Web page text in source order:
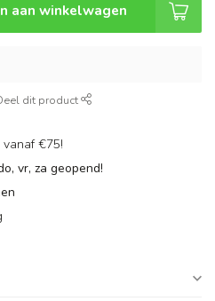
aan winkelwagen
dit product
vanaf €75!
vr, za geopend!